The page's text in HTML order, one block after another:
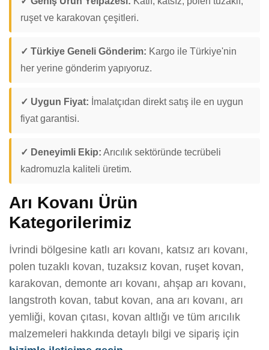
ruşet ve karakovan çeşitleri.
✓ Türkiye Geneli Gönderim: Kargo ile Türkiye'nin
her yerine gönderim yapıyoruz.
✓ Uygun Fiyat: İmalatçıdan direkt satış ile en uygun
fiyat garantisi.
✓ Deneyimli Ekip: Arıcılık sektöründe tecrübeli
kadromuzla kaliteli üretim.
Arı Kovanı Ürün
Kategorilerimiz
İvrindi bölgesine katlı arı kovanı, katsız arı kovanı,
polen tuzaklı kovan, tuzaksız kovan, ruşet kovan,
karakovan, demonte arı kovanı, ahşap arı kovanı,
langstroth kovan, tabut kovan, ana arı kovanı, arı
yemliği, kovan çıtası, kovan altlığı ve tüm arıcılık
malzemeleri hakkında detaylı bilgi ve sipariş için